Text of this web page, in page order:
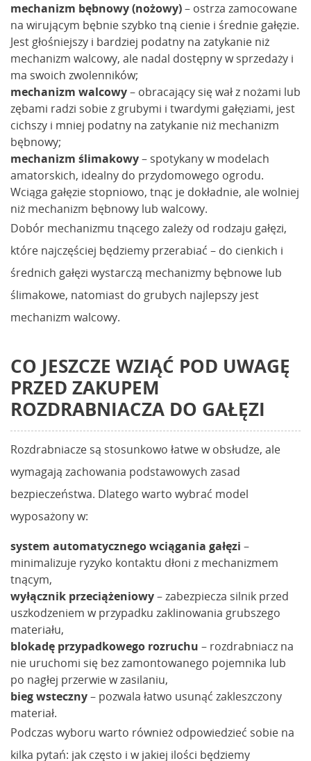
mechanizm bębnowy (nożowy)– ostrza zamocowane
na wirującym bębnie szybko tną cienie i średnie gałęzie.
Jest głośniejszy i bardziej podatny na zatykanie niż
mechanizm walcowy, ale nadal dostępny w sprzedaży i
ma swoich zwolenników;
mechanizm walcowy– obracający się wał z nożami lub
zębami radzi sobie z grubymi i twardymi gałęziami, jest
cichszy i mniej podatny na zatykanie niż mechanizm
bębnowy;
mechanizm ślimakowy– spotykany w modelach
amatorskich, idealny do przydomowego ogrodu.
Wciąga gałęzie stopniowo, tnąc je dokładnie, ale wolniej
niż mechanizm bębnowy lub walcowy.
Dobór mechanizmu tnącego zależy od rodzaju gałęzi,
które najczęściej będziemy przerabiać – do cienkich i
średnich gałęzi wystarczą mechanizmy bębnowe lub
ślimakowe, natomiast do grubych najlepszy jest
mechanizm walcowy.
CO JESZCZE WZIĄĆ POD UWAGĘ
PRZED ZAKUPEM
ROZDRABNIACZA DO GAŁĘZI
Rozdrabniacze są stosunkowo łatwe w obsłudze, ale
wymagają zachowania podstawowych zasad
bezpieczeństwa. Dlatego warto wybrać model
wyposażony w:
system automatycznego wciągania gałęzi –
minimalizuje ryzyko kontaktu dłoni z mechanizmem
tnącym,
wyłącznik przeciążeniowy– zabezpiecza silnik przed
uszkodzeniem w przypadku zaklinowania grubszego
materiału,
blokadę przypadkowego rozruchu – rozdrabniacz na
nie uruchomi się bez zamontowanego pojemnika lub
po nagłej przerwie w zasilaniu,
bieg wsteczny– pozwala łatwo usunąć zakleszczony
materiał.
Podczas wyboru warto również odpowiedzieć sobie na
kilka pytań: jak często i w jakiej ilości będziemy